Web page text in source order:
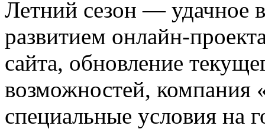
Летний сезон — удачное
развитием онлайн-
сайта, обновление
возможностей, компания
специальные условия на